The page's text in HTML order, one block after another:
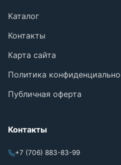
Каталог
Контакты
Карта сайта
Политика
Публичная оферта
Контакты
+7 (706) 883-83-99